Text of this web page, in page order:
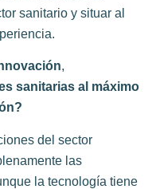
sanitario y situar al
,
sanitarias al máximo
del sector
las
la tecnología tiene